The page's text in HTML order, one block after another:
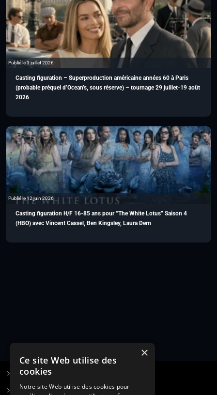
Publié le 3 juillet 2026
Casting figuration – Superproduction américaine années 60 à Paris
(probable préquel d’Ocean’s, sous réserve) – tournage 29 juillet-19 août
2026
Publié le 12 juin 2026
Casting figuration H/F 16-85 ans pour “The White Lotus” Saison 4
(HBO) avec Vincent Cassel, Ben Kingsley, Laura Dern
S’inscrire à Figurants.com
Questions fréquentes
×
Ce site Web utilise des
cookies
Notre site Web utilise des cookies pour